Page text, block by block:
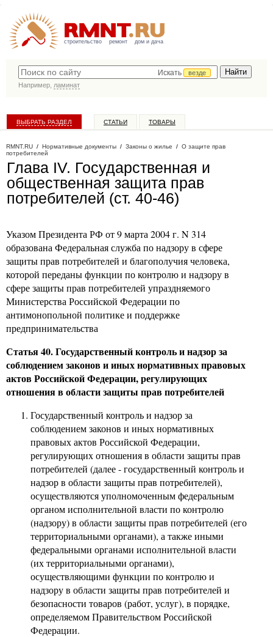
строительство ремонт дом и дача
Искать
везде
Например, ламинат
ВЫБРАТЬ РАЗДЕЛ СТАТЬИ ТОВАРЫ
RMNT.RU / Нормативные документы / Законы о жилье / О защите прав
потребителей
Глава IV. Государственная и
общественная защита прав
потребителей (ст. 40-46)
Указом Президента РФ от 9 марта 2004 г. N 314
образована Федеральная служба по надзору в сфере
защиты прав потребителей и благополучия человека,
которой переданы функции по контролю и надзору в
сфере защиты прав потребителей упраздняемого
Министерства Российской Федерации по
антимонопольной политике и поддержке
предпринимательства
Статья 40. Государственный контроль и надзор за
соблюдением законов и иных нормативных правовых
актов Российской Федерации, регулирующих
отношения в области защиты прав потребителей
Государственный контроль и надзор за
соблюдением законов и иных нормативных
правовых актов Российской Федерации,
регулирующих отношения в области защиты прав
потребителей (далее - государственный контроль и
надзор в области защиты прав потребителей),
осуществляются уполномоченным федеральным
органом исполнительной власти по контролю
(надзору) в области защиты прав потребителей (его
территориальными органами), а также иными
федеральными органами исполнительной власти
(их территориальными органами),
осуществляющими функции по контролю и
надзору в области защиты прав потребителей и
безопасности товаров (работ, услуг), в порядке,
определяемом Правительством Российской
Федерации.